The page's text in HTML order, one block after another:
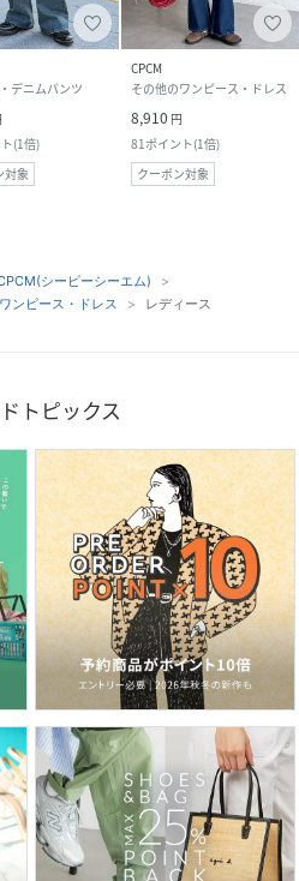
デニムパンツ
(1倍)
対象
CPCM
その他のワンピース・ドレス
8,910 円
81ポイント(1倍)
クーポン対象
シーピーシーエム)
ンピース・ドレス レディース
トピックス